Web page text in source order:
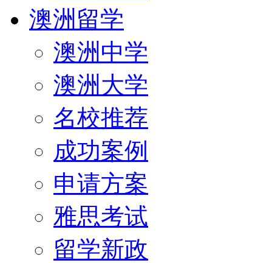
澳洲留学
澳洲中学
澳洲大学
名校推荐
成功案例
申请方案
雅思考试
留学新政